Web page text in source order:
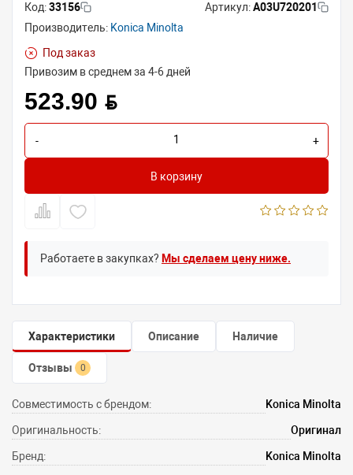
Код:33156 Артикул:A03U720201
Производитель: Konica Minolta
Под заказ
Привозим в среднем за 4-6 дней
523.90 BYN
- +
В корзину
Работаете в закупках? Мы сделаем цену ниже.
Характеристики Описание Наличие
Отзывы 0
Совместимость с брендом: Konica Minolta
Оригинальность: Оригинал
Бренд: Konica Minolta